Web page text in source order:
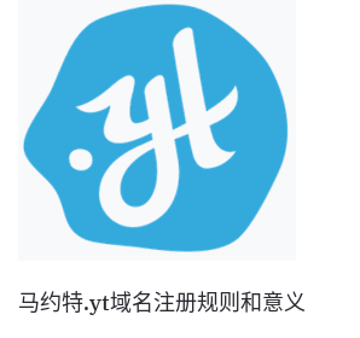
马约特.yt域名注册规则和意义